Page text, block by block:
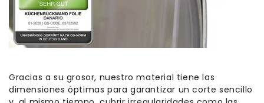
Gracias a su grosor, nuestro material tiene las
dimensiones óptimas para garantizar un corte sencillo